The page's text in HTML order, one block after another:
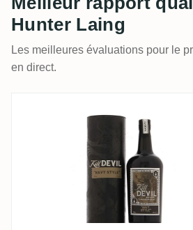
Hunter Laing
Les meilleures évaluations pour le
en direct.
Kill Devil Navy Style